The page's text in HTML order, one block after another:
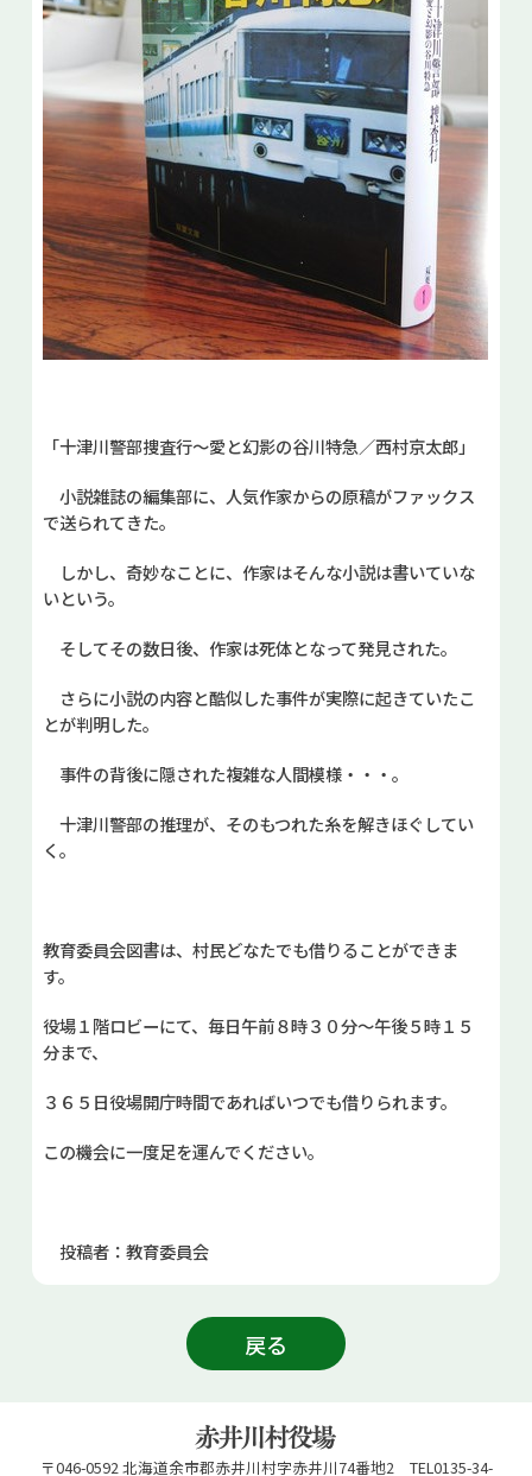
「十津川警部捜査行～愛と幻影の谷川特急／西村京太郎」
小説雑誌の編集部に、人気作家からの原稿がファックス
で送られてきた。
しかし、奇妙なことに、作家はそんな小説は書いていな
いという。
そしてその数日後、作家は死体となって発見された。
さらに小説の内容と酷似した事件が実際に起きていたこ
とが判明した。
事件の背後に隠された複雑な人間模様・・・。
十津川警部の推理が、そのもつれた糸を解きほぐしてい
く。
教育委員会図書は、村民どなたでも借りることができま
す。
役場１階ロビーにて、毎日午前８時３０分～午後５時１５
分まで、
３６５日役場開庁時間であればいつでも借りられます。
この機会に一度足を運んでください。
投稿者：教育委員会
戻る
〒046-0592 北海道余市郡赤井川村字赤井川74番地2 TEL0135-34-